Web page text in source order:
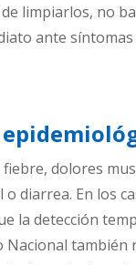
limpiarlos, no
ante
dolores
diarrea. En los
la detección
Nacional